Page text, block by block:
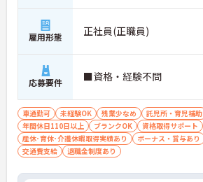
雇用形態 正社員(正職員)
応募要件 ■資格・経験不問
車通勤可 未経験OK 残業少なめ 託児所・育児補助
年間休日110日以上
ブランクOK 資格取得サポート
産休･育休･介護休暇取得実績あり
ボーナス・賞与あり
交通費支給
退職金制度あり